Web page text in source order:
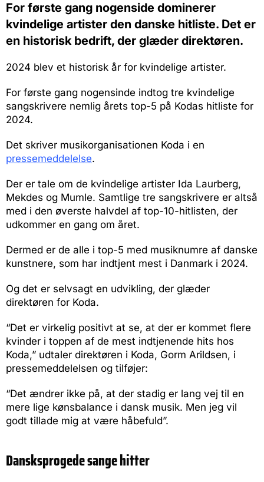
For første gang nogenside dominerer
kvindelige artister den danske hitliste. Det er
en historisk bedrift, der glæder direktøren.
2024 blev et historisk år for kvindelige artister.
For første gang nogensinde indtog tre kvindelige
sangskrivere nemlig årets top-5 på Kodas hitliste for
2024.
Det skriver musikorganisationen Koda i en
pressemeddelelse.
Der er tale om de kvindelige artister Ida Laurberg,
Mekdes og Mumle. Samtlige tre sangskrivere er altså
med i den øverste halvdel af top-10-hitlisten, der
udkommer en gang om året.
Dermed er de alle i top-5 med musiknumre af danske
kunstnere, som har indtjent mest i Danmark i 2024.
Og det er selvsagt en udvikling, der glæder
direktøren for Koda.
“Det er virkelig positivt at se, at der er kommet flere
kvinder i toppen af de mest indtjenende hits hos
Koda,” udtaler direktøren i Koda, Gorm Arildsen, i
pressemeddelelsen og tilføjer:
“Det ændrer ikke på, at der stadig er lang vej til en
mere lige kønsbalance i dansk musik. Men jeg vil
godt tillade mig at være håbefuld”.
Dansksprogede sange hitter